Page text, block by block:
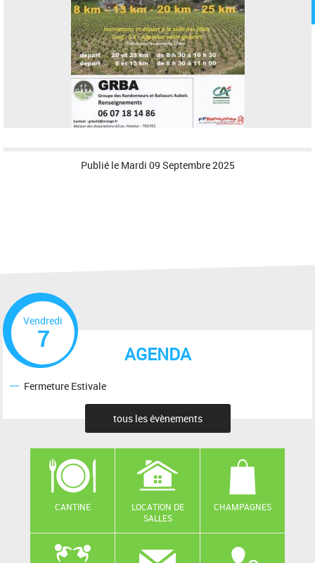
Publié le Mardi 09 Septembre 2025
AGENDA
Vendredi
7
Fermeture Estivale
tous les évènements
CANTINE
LOCATION DE
SALLES
CHAMPAGNES